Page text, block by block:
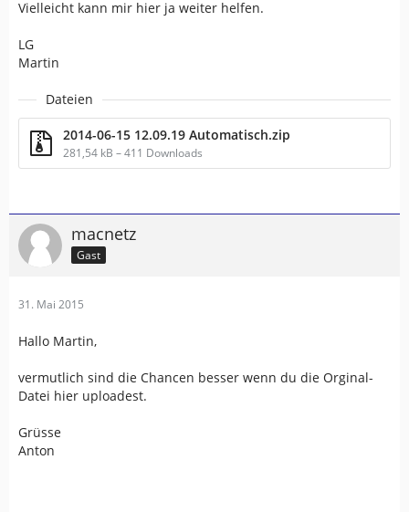
Vielleicht kann mir hier ja weiter helfen.
LG
Martin
Dateien
2014-06-15 12.09.19 Automatisch.zip
281,54 kB – 411 Downloads
macnetz
Gast
31. Mai 2015
Hallo Martin,
vermutlich sind die Chancen besser wenn du die Orginal-
Datei hier uploadest.
Grüsse
Anton